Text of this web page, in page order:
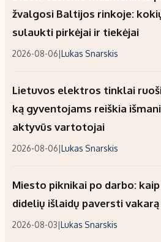
žvalgosi Baltijos rinkoje:
sulaukti pirkėjai ir tiekėjai
2026-08-06|Lukas Snarskis
Lietuvos elektros tinklai
ką gyventojams reiškia
aktyvūs vartotojai
2026-08-06|Lukas Snarskis
Miesto piknikai po darbo:
didelių išlaidų paversti
2026-08-03|Lukas Snarskis